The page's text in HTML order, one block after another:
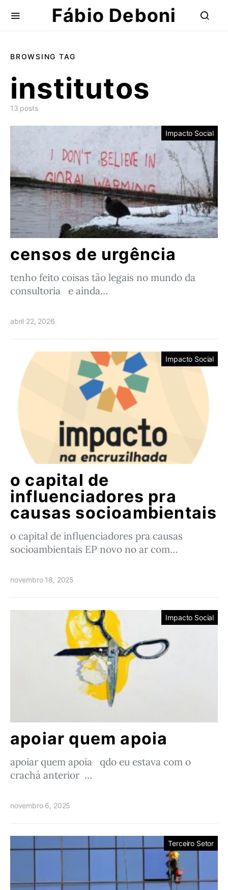
Fábio Deboni
BROWSING TAG
institutos
13 posts
Impacto Social
censos de urgência
tenho feito coisas tão legais no mundo da
consultoria e ainda…
abril 22, 2026
Impacto Social
o capital de
influenciadores pra
causas socioambientais
o capital de influenciadores pra causas
socioambientais EP novo no ar com…
novembro 18, 2025
Impacto Social
apoiar quem apoia
apoiar quem apoia qdo eu estava com o
crachá anterior …
novembro 6, 2025
Terceiro Setor